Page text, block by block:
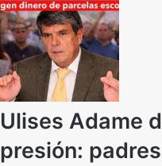
Ulises Adame
presión: